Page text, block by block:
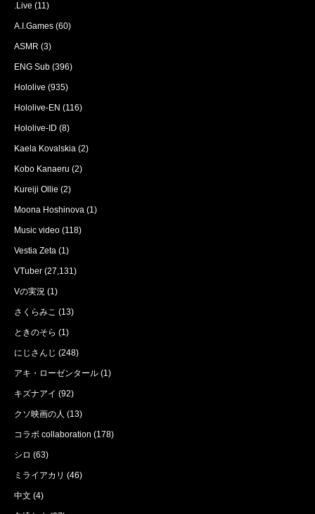
.Live (11)
A.I.Games (60)
ASMR (3)
ENG Sub (396)
Hololive (935)
Hololive-EN (116)
Hololive-ID (8)
Kaela Kovalskia (2)
Kobo Kanaeru (2)
Kureiji Ollie (2)
Moona Hoshinova (1)
Music video (118)
Vestia Zeta (1)
VTuber (27,131)
Vの実況 (1)
さくらみこ (13)
ときのそら (1)
にじさんじ (248)
アキ・ローゼンタール (1)
キズナアイ (92)
クソ映画の人 (13)
コラボ collaboration (178)
シロ (63)
ミライアカリ (46)
中文 (4)